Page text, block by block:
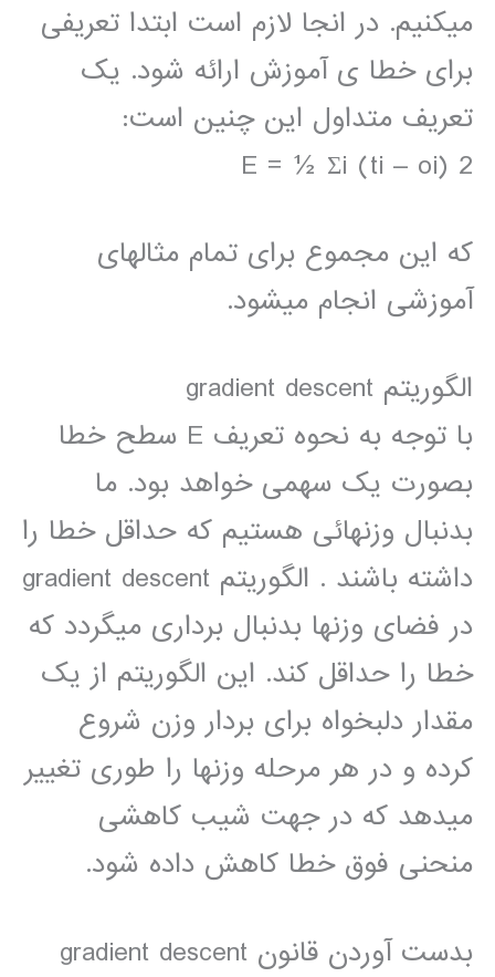
میکنیم. در انجا لازم است ابتدا تعریفی
برای خطا ی آموزش ارائه شود. یک
تعریف متداول این چنین است:
E = ½ Σi (ti – oi) 2
که این مجموع برای تمام مثالهای
آموزشی انجام میشود.
الگوریتم gradient descent
با توجه به نحوه تعریف E سطح خطا
بصورت یک سهمی خواهد بود. ما
بدنبال وزنهائی هستیم که حداقل خطا را
داشته باشند . الگوریتم gradient descent
در فضای وزنها بدنبال برداری میگردد که
خطا را حداقل کند. این الگوریتم از یک
مقدار دلبخواه برای بردار وزن شروع
کرده و در هر مرحله وزنها را طوری تغییر
میدهد که در جهت شیب کاهشی
منحنی فوق خطا کاهش داده شود.
بدست آوردن قانون gradient descent